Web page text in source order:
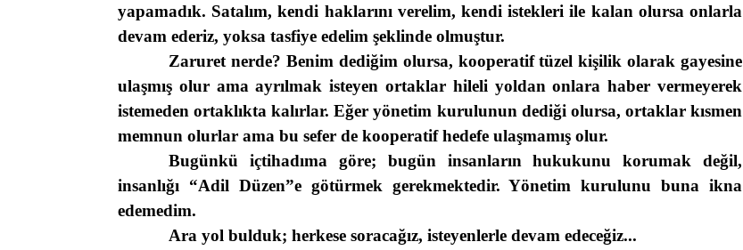
yapamadık. Satalım, kendi haklarını verelim, kendi istekleri ile kalan olursa onlarla
devam ederiz, yoksa tasfiye edelim şeklinde olmuştur.
Zaruret nerde? Benim dediğim olursa, kooperatif tüzel kişilik olarak gayesine
ulaşmış olur ama ayrılmak isteyen ortaklar hileli yoldan onlara haber vermeyerek
istemeden ortaklıkta kalırlar. Eğer yönetim kurulunun dediği olursa, ortaklar kısmen
memnun olurlar ama bu sefer de kooperatif hedefe ulaşmamış olur.
Bugünkü içtihadıma göre; bugün insanların hukukunu korumak değil,
insanlığı “Adil Düzen”e götürmek gerekmektedir. Yönetim kurulunu buna ikna
edemedim.
Ara yol bulduk; herkese soracağız, isteyenlerle devam edeceğiz...